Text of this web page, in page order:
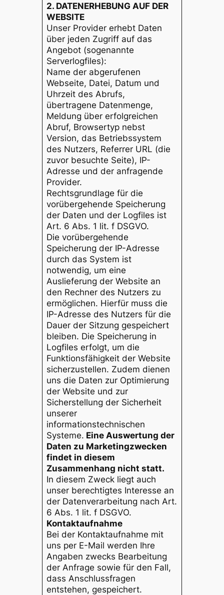
2. DATENERHEBUNG AUF DER
WEBSITE
Unser Provider erhebt Daten
über jeden Zugriff auf das
Angebot (sogenannte
Serverlogfiles):
Name der abgerufenen
Webseite, Datei, Datum und
Uhrzeit des Abrufs,
übertragene Datenmenge,
Meldung über erfolgreichen
Abruf, Browsertyp nebst
Version, das Betriebssystem
des Nutzers, Referrer URL (die
zuvor besuchte Seite), IP-
Adresse und der anfragende
Provider.
Rechtsgrundlage für die
vorübergehende Speicherung
der Daten und der Logfiles ist
Art. 6 Abs. 1 lit. f DSGVO.
Die vorübergehende
Speicherung der IP-Adresse
durch das System ist
notwendig, um eine
Auslieferung der Website an
den Rechner des Nutzers zu
ermöglichen. Hierfür muss die
IP-Adresse des Nutzers für die
Dauer der Sitzung gespeichert
bleiben. Die Speicherung in
Logfiles erfolgt, um die
Funktionsfähigkeit der Website
sicherzustellen. Zudem dienen
uns die Daten zur Optimierung
der Website und zur
Sicherstellung der Sicherheit
unserer
informationstechnischen
Systeme. Eine Auswertung der
Daten zu Marketingzwecken
findet in diesem
Zusammenhang nicht statt.
In diesem Zweck liegt auch
unser berechtigtes Interesse an
der Datenverarbeitung nach Art.
6 Abs. 1 lit. f DSGVO.
Kontaktaufnahme
Bei der Kontaktaufnahme mit
uns per E-Mail werden Ihre
Angaben zwecks Bearbeitung
der Anfrage sowie für den Fall,
dass Anschlussfragen
entstehen, gespeichert.